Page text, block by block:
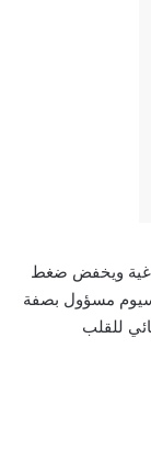
ويخفض ضغط
مسؤول بصفة
للقلب